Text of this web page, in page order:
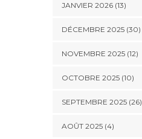
JANVIER 2026 (13)
DÉCEMBRE 2025 (30)
NOVEMBRE 2025 (12)
OCTOBRE 2025 (10)
SEPTEMBRE 2025 (26)
AOÛT 2025 (4)